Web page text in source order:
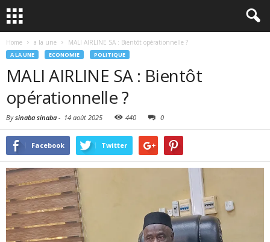
Home a la une MALI AIRLINE SA : Bientôt opérationnelle ?
A LA UNE ECONOMIE POLITIQUE
MALI AIRLINE SA : Bientôt
opérationnelle ?
Bysinaba sinaba - 14 août 2025 440 0
Facebook Twitter